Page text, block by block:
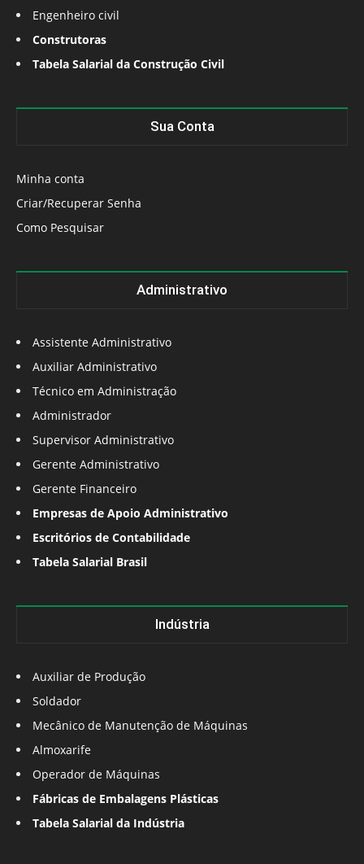
Engenheiro civil
Construtoras
Tabela Salarial da Construção Civil
Sua Conta
Minha conta
Criar/Recuperar Senha
Como Pesquisar
Administrativo
Assistente Administrativo
Auxiliar Administrativo
Técnico em Administração
Administrador
Supervisor Administrativo
Gerente Administrativo
Gerente Financeiro
Empresas de Apoio Administrativo
Escritórios de Contabilidade
Tabela Salarial Brasil
Indústria
Auxiliar de Produção
Soldador
Mecânico de Manutenção de Máquinas
Almoxarife
Operador de Máquinas
Fábricas de Embalagens Plásticas
Tabela Salarial da Indústria